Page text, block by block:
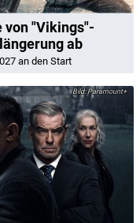
von "Vikings"-
ab
an den Start
Paramount+